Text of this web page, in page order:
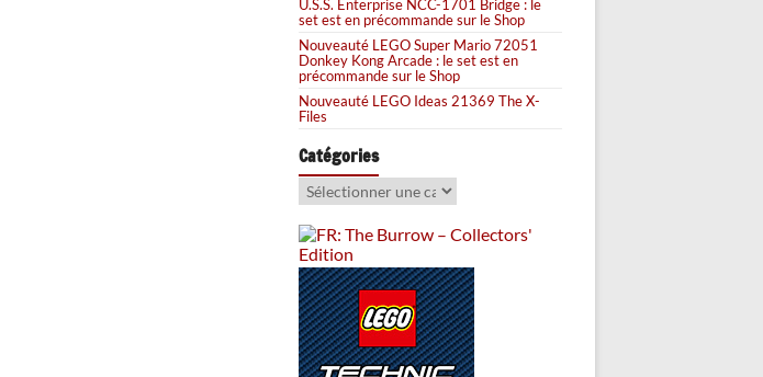
U.S.S. Enterprise NCC-1701 Bridge : le
set est en précommande sur le Shop
Nouveauté LEGO Super Mario 72051
Donkey Kong Arcade : le set est en
précommande sur le Shop
Nouveauté LEGO Ideas 21369 The X-
Files
Catégories
Catégories